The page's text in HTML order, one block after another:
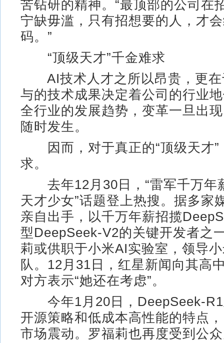
苦钻研的精神。“最顶部的公司在
宁缺毋滥，只有招想要的人，才
码。”
“顶级天才”千金难求
AI技术人才之所以昂贵，更在
与的技术成果决定着公司的行业
全行业的发展趋势，变革一旦出
随时发生。
因而，对于真正的“顶级天才”
求。
去年12月30日，“雷军千万年
天才少女”话题登上热搜。据多家
亲自出手，以千万年薪招揽
型DeepSeek-V2的关键开发者之
莉或供职于小米AI实验室，领导
队。12月31日，红星新闻向其高
对方表示“她还在考虑”。
今年1月20日，DeepSeek-R1
开源策略和低成本高性能的特点
市场震动。罗福莉也再度受到公